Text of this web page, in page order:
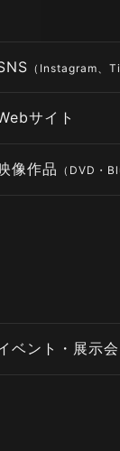
（Instagram、
サイト
像作品 （DVD・
ベント・展示会